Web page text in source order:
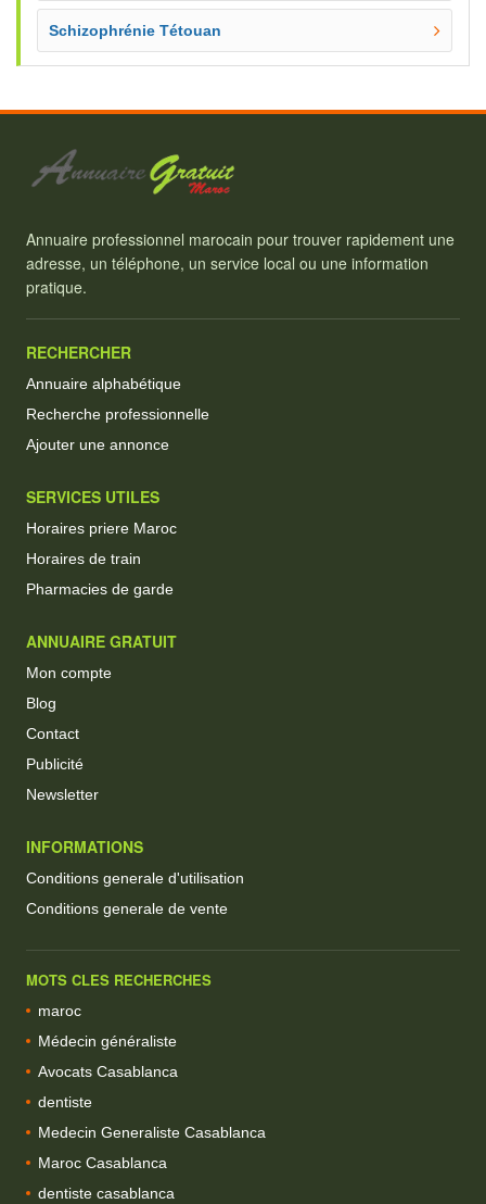
Schizophrénie Tétouan
Annuaire professionnel marocain pour trouver rapidement une
adresse, un téléphone, un service local ou une information
pratique.
RECHERCHER
Annuaire alphabétique
Recherche professionnelle
Ajouter une annonce
SERVICES UTILES
Horaires priere Maroc
Horaires de train
Pharmacies de garde
ANNUAIRE GRATUIT
Mon compte
Blog
Contact
Publicité
Newsletter
INFORMATIONS
Conditions generale d'utilisation
Conditions generale de vente
MOTS CLES RECHERCHES
maroc
Médecin généraliste
Avocats Casablanca
dentiste
Medecin Generaliste Casablanca
Maroc Casablanca
dentiste casablanca